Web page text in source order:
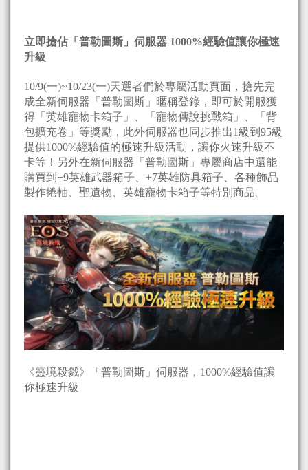
立即搶佔「普勒圖斯」伺服器 1000%經驗值讓你極速
升級
10/9(一)~10/23(一)天選者們於專屬活動頁面，搶先完
成全新伺服器「普勒圖斯」暱稱登錄，即可於開服獲
得「英雄寵物卡箱子」、「寵物傳說挑戰箱」、「背
包擴充卷」等獎勵，此外伺服器也同步推出1級到95級
提供1000%經驗值的極速升級活動，讓你火速升級不
卡等！另外在新伺服器「普勒圖斯」專屬商店中還能
購買到+9英雄武器箱子、+7英雄防具箱子、各種飾品
製作捲軸、聖遺物、英雄寵物卡箱子等特別商品。
《靈境殺戮》「普勒圖斯」伺服器，1000%經驗值讓
你極速升級